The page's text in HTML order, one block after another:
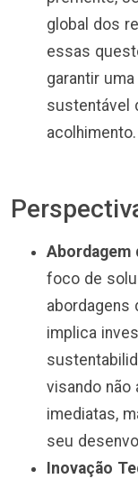
global dos
essas
garantir
sustentável
acolhimento.
Abordagem
foco de
abordagens
implica
visando não
imediatas,
seu
Inovação